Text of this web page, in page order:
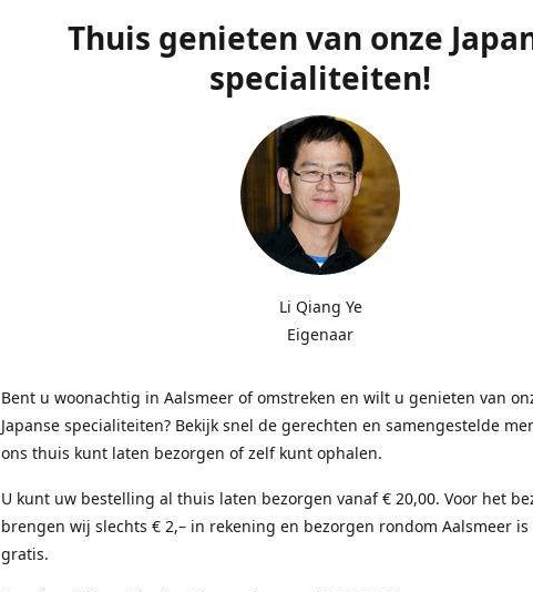
Thuis genieten van onze
specialiteiten!
Li Qiang Ye
Eigenaar
Bent u woonachtig in Aalsmeer of omstreken en wilt u genieten van
Japanse specialiteiten? Bekijk snel de gerechten en samengestelde
ons thuis kunt laten bezorgen of zelf kunt ophalen.
U kunt uw bestelling al thuis laten bezorgen vanaf € 20,00. Voor het
brengen wij slechts € 2,– in rekening en bezorgen rondom Aalsmeer is
gratis.